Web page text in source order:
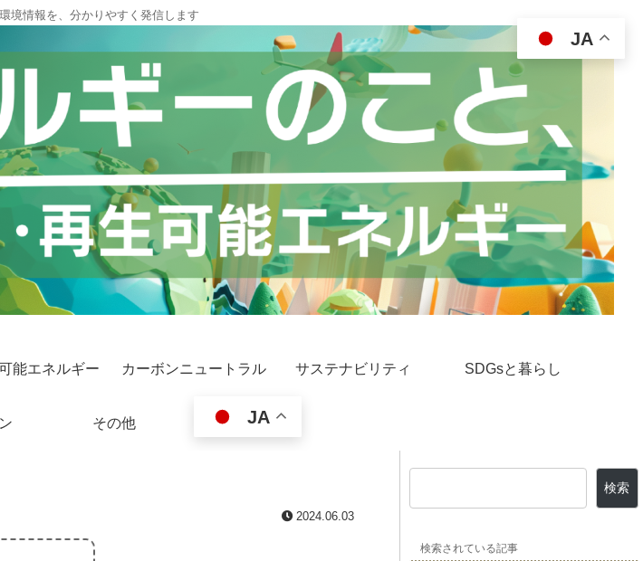
境情報を、分かりやすく発信します
能エネルギー カーボンニュートラル サステナビリティ SDGsと暮らし
その他 JA
2024.06.03
検索
検索されている記事
JA